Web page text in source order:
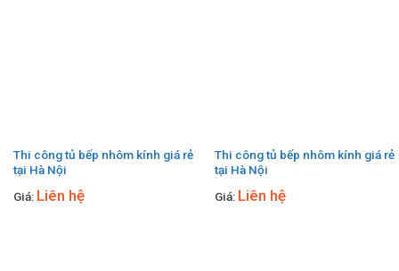
Thi công tủ bếp nhôm kính giá rẻ
tại Hà Nội
Giá: Liên hệ
Thi công tủ bếp nhôm kính giá rẻ
tại Hà Nội
Giá: Liên hệ